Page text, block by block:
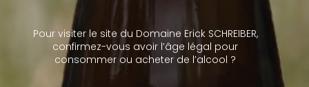
France Autre Pays
Pour visiter le site du Domaine Erick SCHREIBER,
confirmez-vous avoir l’âge légal pour
consommer ou acheter de l’alcool ?